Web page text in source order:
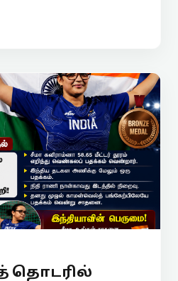
தொடரில்